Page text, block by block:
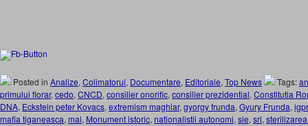
Posted in Analize, Colimatorul, Documentare, Editoriale, Top News Tags:
primului florar, cedo, CNCD, consilier onorific, consilier prezidential, Constitutia
DNA, Eckstein peter Kovacs, extremism maghiar, gyorgy frunda, Gyury Frunda, igpr
mafia tiganeasca, mai, Monument istoric, nationalistii autonomi, sie, sri,